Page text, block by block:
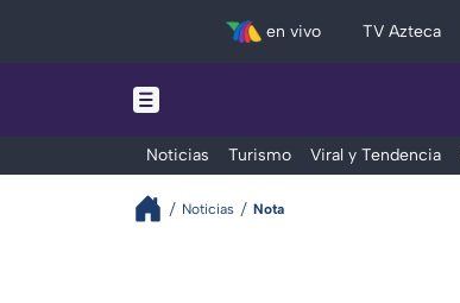
en vivo TV Azteca
Noticias Turismo Viral y Tendencia
Noticias Nota